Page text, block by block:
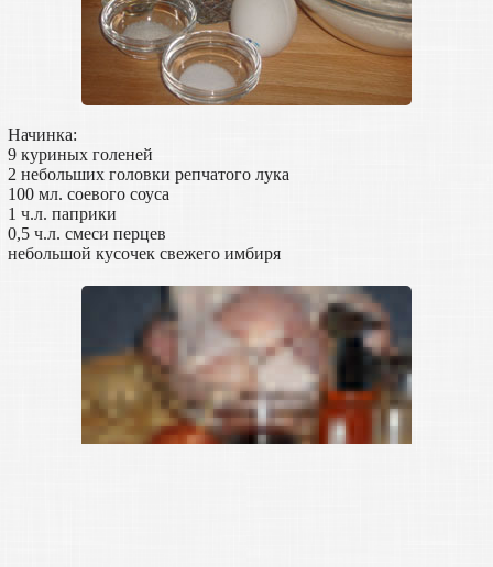
Начинка:
9 куриных голеней
2 небольших головки репчатого лука
100 мл. соевого соуса
1 ч.л. паприки
0,5 ч.л. смеси перцев
небольшой кусочек свежего имбиря